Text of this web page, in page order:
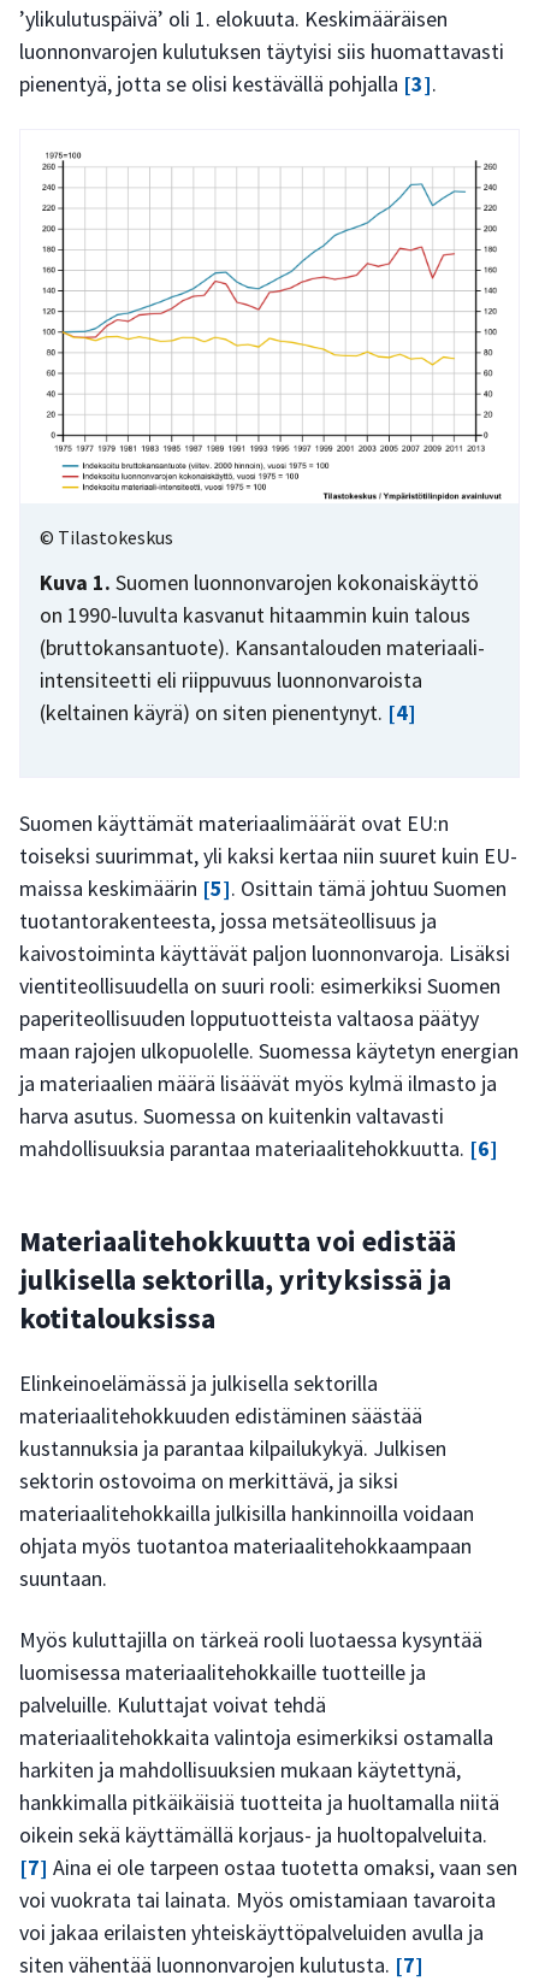
’ylikulutuspäivä’ oli 1. elokuuta. Keskimääräisen
luonnonvarojen kulutuksen täytyisi siis huomattavasti
pienentyä, jotta se olisi kestävällä pohjalla [3].
Kuva 1. Suomen luonnonvarojen kokonaiskäyttö
on 1990-luvulta kasvanut hitaammin kuin talous
(bruttokansantuote). Kansantalouden materiaali-
intensiteetti eli riippuvuus luonnonvaroista
(keltainen käyrä) on siten pienentynyt. [4]
© Tilastokeskus
Suomen käyttämät materiaalimäärät ovat EU:n
toiseksi suurimmat, yli kaksi kertaa niin suuret kuin EU-
maissa keskimäärin [5]. Osittain tämä johtuu Suomen
tuotantorakenteesta, jossa metsäteollisuus ja
kaivostoiminta käyttävät paljon luonnonvaroja. Lisäksi
vientiteollisuudella on suuri rooli: esimerkiksi Suomen
paperiteollisuuden lopputuotteista valtaosa päätyy
maan rajojen ulkopuolelle. Suomessa käytetyn energian
ja materiaalien määrä lisäävät myös kylmä ilmasto ja
harva asutus. Suomessa on kuitenkin valtavasti
mahdollisuuksia parantaa materiaalitehokkuutta. [6]
Materiaalitehokkuutta voi edistää
julkisella sektorilla, yrityksissä ja
kotitalouksissa
Elinkeinoelämässä ja julkisella sektorilla
materiaalitehokkuuden edistäminen säästää
kustannuksia ja parantaa kilpailukykyä. Julkisen
sektorin ostovoima on merkittävä, ja siksi
materiaalitehokkailla julkisilla hankinnoilla voidaan
ohjata myös tuotantoa materiaalitehokkaampaan
suuntaan.
Myös kuluttajilla on tärkeä rooli luotaessa kysyntää
luomisessa materiaalitehokkaille tuotteille ja
palveluille. Kuluttajat voivat tehdä
materiaalitehokkaita valintoja esimerkiksi ostamalla
harkiten ja mahdollisuuksien mukaan käytettynä,
hankkimalla pitkäikäisiä tuotteita ja huoltamalla niitä
oikein sekä käyttämällä korjaus- ja huoltopalveluita.
[7] Aina ei ole tarpeen ostaa tuotetta omaksi, vaan sen
voi vuokrata tai lainata. Myös omistamiaan tavaroita
voi jakaa erilaisten yhteiskäyttöpalveluiden avulla ja
siten vähentää luonnonvarojen kulutusta. [7]